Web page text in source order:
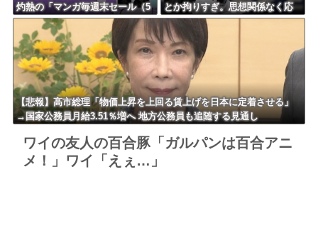
灼熱の「マンガ毎週末セール（5
0%還元）」を開催ｗｗｗｗｗｗ
ｗｗｗｗ
とか拘りすぎ。思想関係なく応
援しようよ」
【悲報】高市総理「物価上昇を上回る賃上げを日本に定着させる」
→国家公務員月給3.51％増へ 地方公務員も追随する見通し
ワイの友人の百合豚「ガルパンは百合アニ
メ！」ワイ「えぇ…」